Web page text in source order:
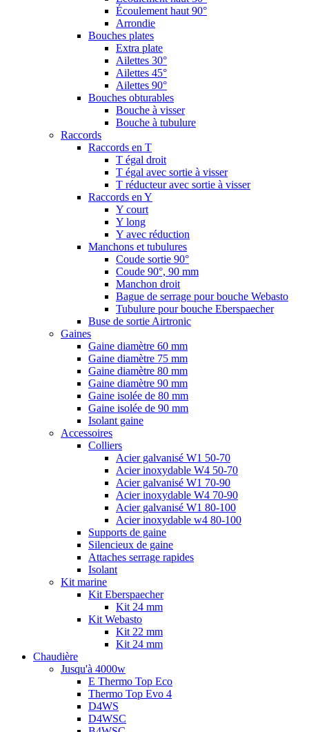
Écoulement haut 90°
Arrondie
Bouches plates
Extra plate
Ailettes 30°
Ailettes 45°
Ailettes 90°
Bouches obturables
Bouche à visser
Bouche à tubulure
Raccords
Raccords en T
T égal droit
T égal avec sortie à visser
T réducteur avec sortie à visser
Raccords en Y
Y court
Y long
Y avec réduction
Manchons et tubulures
Coude sortie 90°
Coude 90°, 90 mm
Manchon droit
Bague de serrage pour bouche Webasto
Tubulure pour bouche Eberspaecher
Buse de sortie Airtronic
Gaines
Gaine diamètre 60 mm
Gaine diamètre 75 mm
Gaine diamètre 80 mm
Gaine diamètre 90 mm
Gaine isolée de 80 mm
Gaine isolée de 90 mm
Isolant gaine
Accessoires
Colliers
Acier galvanisé W1 50-70
Acier inoxydable W4 50-70
Acier galvanisé W1 70-90
Acier inoxydable W4 70-90
Acier galvanisé W1 80-100
Acier inoxydable w4 80-100
Supports de gaine
Silencieux de gaine
Attaches serrage rapides
Isolant
Kit marine
Kit Eberspaecher
Kit 24 mm
Kit Webasto
Kit 22 mm
Kit 24 mm
Chaudière
Jusqu'à 4000w
E Thermo Top Eco
Thermo Top Evo 4
D4WS
D4WSC